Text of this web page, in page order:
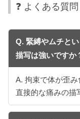
❓ よくある質問
Q. 緊縛やムチと
描写は強いですか
A. 拘束で体が歪
直接的な痛みの描